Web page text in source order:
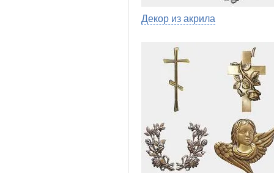
Декор из акрила